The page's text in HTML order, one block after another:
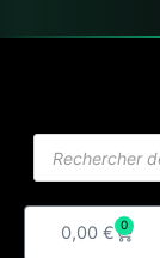
au
de
0,00 € 0
Panier